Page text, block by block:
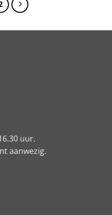
uur.
aanwezig.